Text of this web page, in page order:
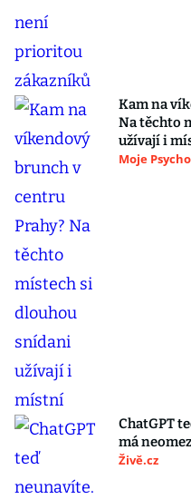
Kam na
Na těchto
užívají i
Moje
ChatGPT
má
Živě.cz